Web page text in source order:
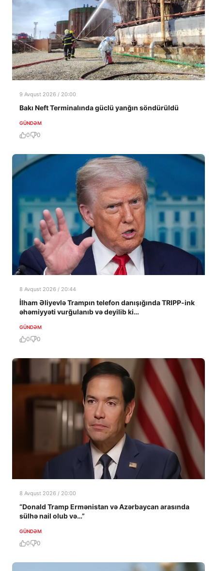
9 Avqust 2026 / 20:00
Bakı Neft Terminalında güclü yanğın söndürüldü
GÜNDƏM
0 0
8 Avqust 2026 / 20:44
İlham Əliyevlə Trampın telefon danışığında TRIPP-ink
əhəmiyyəti vurğulanıb və deyilib ki…
GÜNDƏM
0 0
8 Avqust 2026 / 20:00
“Donald Tramp Ermənistan və Azərbaycan arasında
sülhə nail olub və…”
GÜNDƏM
0 0